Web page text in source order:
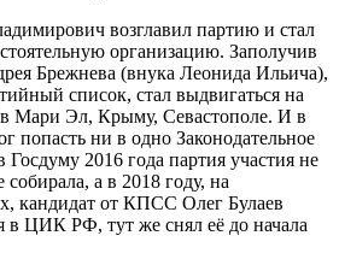
возглавил партию и стал
организацию. Заполучив
Брежнева (внука Леонида Ильича),
список, стал выдвигаться на
Мари Эл, Крыму, Севастополе. И в
попасть ни в одно Законодательное
2016 года партия участия не
а в 2018 году, на
кандидат от КПСС Олег Булаев
в ЦИК РФ, тут же снял её до начала